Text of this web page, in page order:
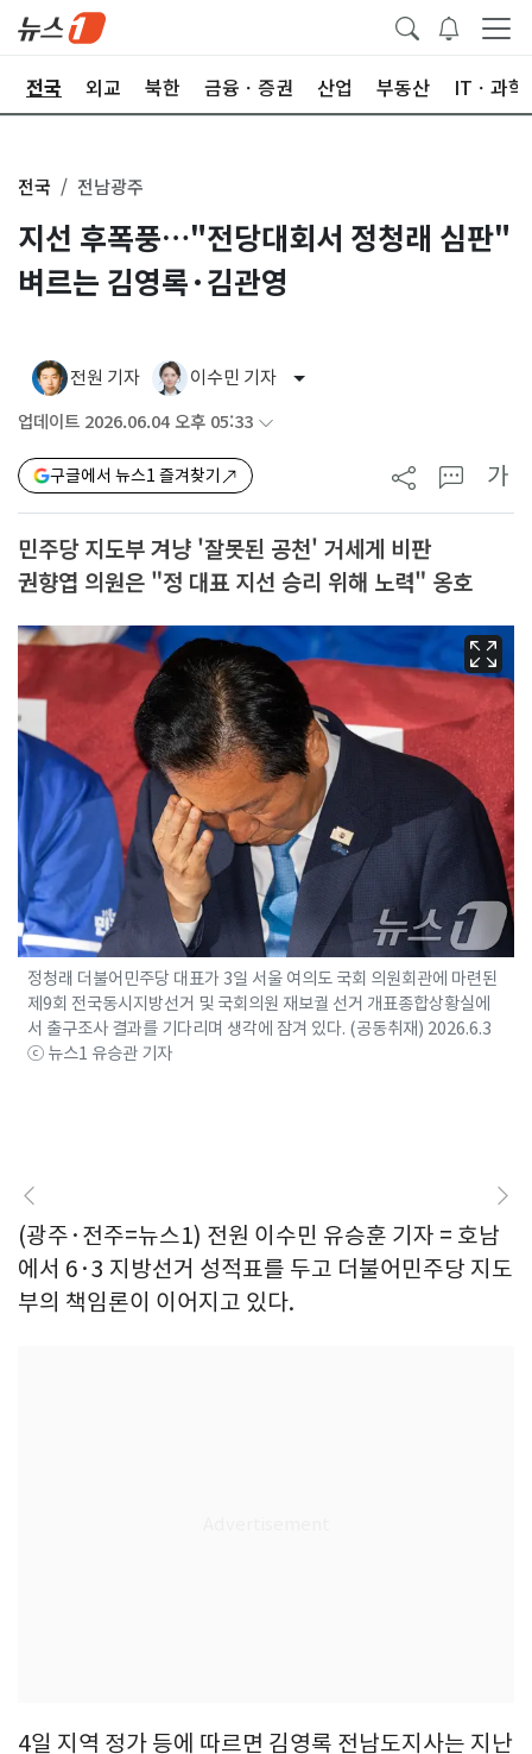
전국 외교 북한 금융ㆍ증권 산업 부동산 ITㆍ과학
전국 전남광주
지선 후폭풍…"전당대회서 정청래 심판"
벼르는 김영록·김관영
전원 기자 이수민 기자
업데이트 2026.06.04 오후 05:33
구글에서 뉴스1 즐겨찾기 가
민주당 지도부 겨냥 '잘못된 공천' 거세게 비판
권향엽 의원은 "정 대표 지선 승리 위해 노력" 옹호
정청래 더불어민주당 대표가 3일 서울 여의도 국회 의원회관에 마련된
제9회 전국동시지방선거 및 국회의원 재보궐 선거 개표종합상황실에
서 출구조사 결과를 기다리며 생각에 잠겨 있다. (공동취재) 2026.6.3
ⓒ 뉴스1 유승관 기자
(광주·전주=뉴스1) 전원 이수민 유승훈 기자 = 호남
에서 6·3 지방선거 성적표를 두고 더불어민주당 지도
부의 책임론이 이어지고 있다.
4일 지역 정가 등에 따르면 김영록 전남도지사는 지난